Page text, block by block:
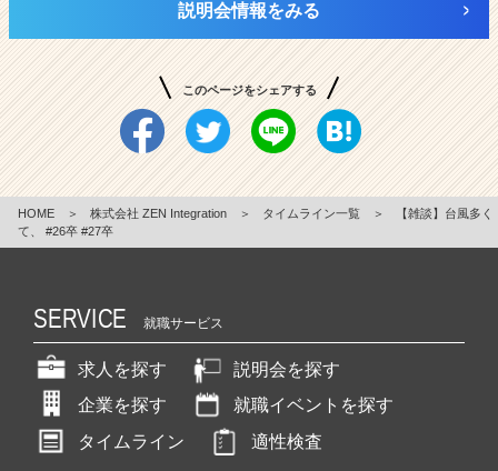
説明会情報をみる
このページをシェアする
HOME ＞ 株式会社 ZEN Integration ＞ タイムライン一覧 ＞
【雑談】台風多く
て、 #26卒 #27卒
SERVICE 就職サービス
求人を探す
説明会を探す
企業を探す
就職イベントを探す
タイムライン
適性検査